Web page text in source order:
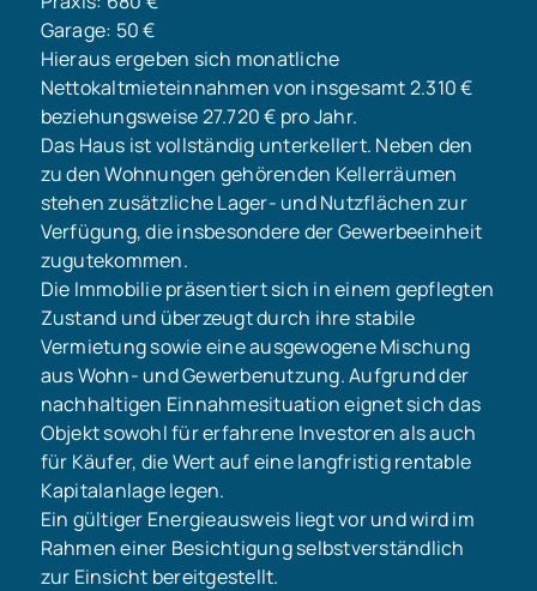
Garage: 50 €
Hieraus ergeben sich monatliche
Nettokaltmieteinnahmen von insgesamt 2.310 €
beziehungsweise 27.720 € pro Jahr.
Das Haus ist vollständig unterkellert. Neben den
zu den Wohnungen gehörenden Kellerräumen
stehen zusätzliche Lager- und Nutzflächen zur
Verfügung, die insbesondere der Gewerbeeinheit
zugutekommen.
Die Immobilie präsentiert sich in einem gepflegten
Zustand und überzeugt durch ihre stabile
Vermietung sowie eine ausgewogene Mischung
aus Wohn- und Gewerbenutzung. Aufgrund der
nachhaltigen Einnahmesituation eignet sich das
Objekt sowohl für erfahrene Investoren als auch
für Käufer, die Wert auf eine langfristig rentable
Kapitalanlage legen.
Ein gültiger Energieausweis liegt vor und wird im
Rahmen einer Besichtigung selbstverständlich
zur Einsicht bereitgestellt.